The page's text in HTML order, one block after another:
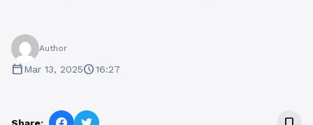
Author
calendar_todayMar 13, 2025schedule16:27